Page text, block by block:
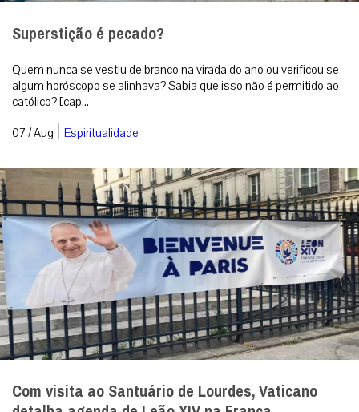
Superstição é pecado?
Quem nunca se vestiu de branco na virada do ano ou verificou se
algum horóscopo se alinhava? Sabia que isso não é permitido ao
católico? [cap...
07 / Aug | Espiritualidade
Com visita ao Santuário de Lourdes, Vaticano